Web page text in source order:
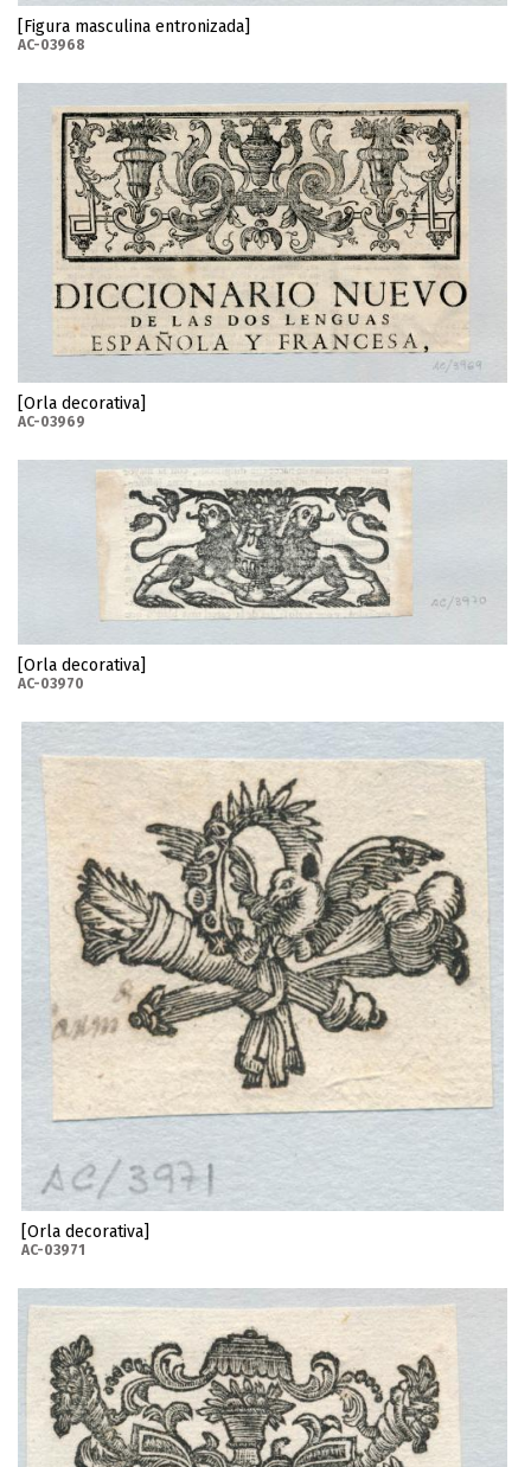
[Figura masculina entronizada]
AC-03968
[Orla decorativa]
AC-03969
[Orla decorativa]
AC-03970
[Orla decorativa]
AC-03971